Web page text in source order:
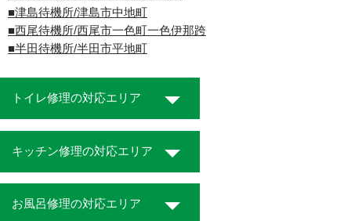
■津島待機所/津島市中地町
■西尾待機所/西尾市一色町一色伊那跨
■半田待機所/半田市平地町
トイレ修理の対応エリア
キッチン修理の対応エリア
お風呂修理の対応エリア